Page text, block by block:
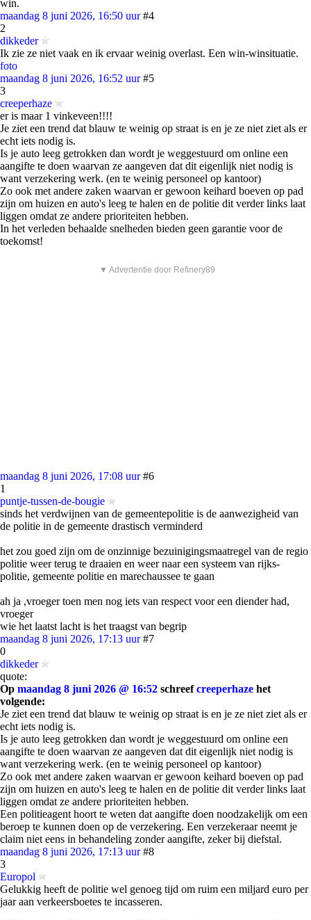
win.
maandag 8 juni 2026, 16:50 uur #4
2
dikkeder
Ik zie ze niet vaak en ik ervaar weinig overlast. Een win-winsituatie.
foto
maandag 8 juni 2026, 16:52 uur #5
3
creeperhaze
er is maar 1 vinkeveen!!!!
Je ziet een trend dat blauw te weinig op straat is en je ze niet ziet als er
echt iets nodig is.
Is je auto leeg getrokken dan wordt je weggestuurd om online een
aangifte te doen waarvan ze aangeven dat dit eigenlijk niet nodig is
want verzekering werk. (en te weinig personeel op kantoor)
Zo ook met andere zaken waarvan er gewoon keihard boeven op pad
zijn om huizen en auto's leeg te halen en de politie dit verder links laat
liggen omdat ze andere prioriteiten hebben.
In het verleden behaalde snelheden bieden geen garantie voor de
toekomst!
▼ Advertentie door Refinery89
maandag 8 juni 2026, 17:08 uur #6
1
puntje-tussen-de-bougie
sinds het verdwijnen van de gemeentepolitie is de aanwezigheid van
de politie in de gemeente drastisch verminderd
het zou goed zijn om de onzinnige bezuinigingsmaatregel van de regio
politie weer terug te draaien en weer naar een systeem van rijks-
politie, gemeente politie en marechaussee te gaan
ah ja ,vroeger toen men nog iets van respect voor een diender had,
vroeger
wie het laatst lacht is het traagst van begrip
maandag 8 juni 2026, 17:13 uur #7
0
dikkeder
quote:
Op maandag 8 juni 2026 @ 16:52 schreefcreeperhaze het
volgende:
Je ziet een trend dat blauw te weinig op straat is en je ze niet ziet als er
echt iets nodig is.
Is je auto leeg getrokken dan wordt je weggestuurd om online een
aangifte te doen waarvan ze aangeven dat dit eigenlijk niet nodig is
want verzekering werk. (en te weinig personeel op kantoor)
Zo ook met andere zaken waarvan er gewoon keihard boeven op pad
zijn om huizen en auto's leeg te halen en de politie dit verder links laat
liggen omdat ze andere prioriteiten hebben.
Een politieagent hoort te weten dat aangifte doen noodzakelijk om een
beroep te kunnen doen op de verzekering. Een verzekeraar neemt je
claim niet eens in behandeling zonder aangifte, zeker bij diefstal.
maandag 8 juni 2026, 17:13 uur #8
3
Europol
Gelukkig heeft de politie wel genoeg tijd om ruim een miljard euro per
jaar aan verkeersboetes te incasseren.